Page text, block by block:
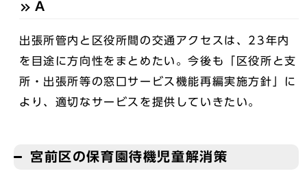
A
出張所管内と区役所間の交通アクセスは、23年内
を目途に方向性をまとめたい。今後も「区役所と支
所・出張所等の窓口サービス機能再編実施方針」に
より、適切なサービスを提供していきたい。
宮前区の保育園待機児童解消策